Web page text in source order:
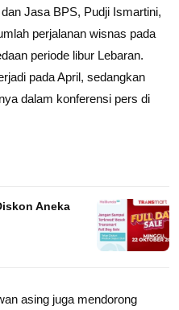
Jasa BPS, Pudji Ismartini,
perjalanan wisnas pada
periode libur Lebaran.
pada April, sedangkan
dalam konferensi pers di
Aneka
asing juga mendorong